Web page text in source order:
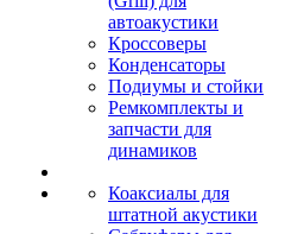
автоакустики
Кроссоверы
Конденсаторы
Подиумы и стойки
Ремкомплекты и
запчасти для
динамиков
Коаксиалы для
штатной акустики